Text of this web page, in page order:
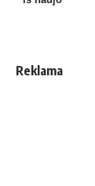
Reklama